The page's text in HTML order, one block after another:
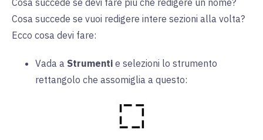
Cosa succede se vuoi redigere intere sezioni alla volta?
Ecco cosa devi fare:
Vada a Strumenti e selezioni lo strumento
rettangolo che assomiglia a questo: